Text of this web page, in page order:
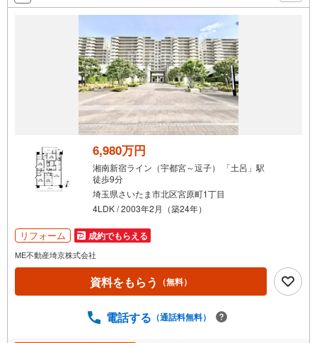
6,980万円
湘南新宿ライン（宇都宮～逗子） 「土呂」駅
徒歩9分
埼玉県さいたま市北区宮原町1丁目
4LDK / 2003年2月（築24年）
リフォーム 成約でもらえる
ME不動産埼京株式会社
資料をもらう （無料）
電話する （通話料無料）